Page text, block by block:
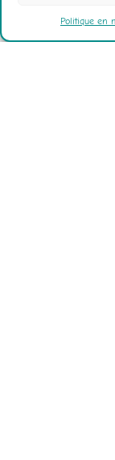
Politique en
Des